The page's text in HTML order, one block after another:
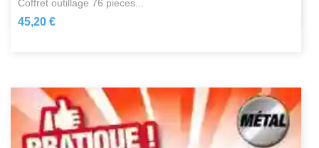
coffret outillage 76 pieces...
45,20 €